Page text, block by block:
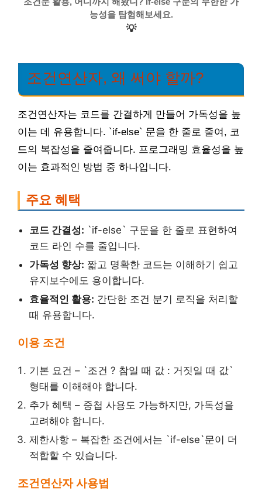
능성을 탐험해보세요.
💡
조건연산자, 왜 써야 할까?
조건연산자는 코드를 간결하게 만들어 가독성을 높
이는 데 유용합니다. `if-else` 문을 한 줄로 줄여, 코
드의 복잡성을 줄여줍니다. 프로그래밍 효율성을 높
이는 효과적인 방법 중 하나입니다.
주요 혜택
코드 간결성: `if-else` 구문을 한 줄로 표현하여
코드 라인 수를 줄입니다.
가독성 향상: 짧고 명확한 코드는 이해하기 쉽고
유지보수에도 용이합니다.
효율적인 활용: 간단한 조건 분기 로직을 처리할
때 유용합니다.
이용 조건
기본 요건 – `조건 ? 참일 때 값 : 거짓일 때 값`
형태를 이해해야 합니다.
추가 혜택 – 중첩 사용도 가능하지만, 가독성을
고려해야 합니다.
제한사항 – 복잡한 조건에서는 `if-else`문이 더
적합할 수 있습니다.
조건연산자 사용법